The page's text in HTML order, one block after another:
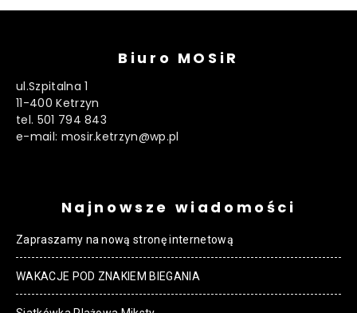
Biuro MOSiR
ul.Szpitalna 1
11-400 Ketrzyn
tel. 501 794 843
e-mail: mosir.ketrzyn@wp.pl
Najnowsze wiadomości
Zapraszamy na nową stronę internetową
WAKACJE POD ZNAKIEM BIEGANIA